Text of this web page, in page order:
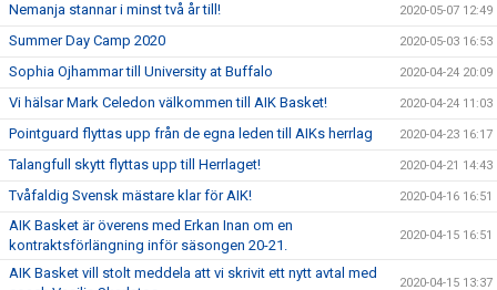
Nemanja stannar i minst två år till! 2020-05-07 12:49
Summer Day Camp 2020 2020-05-03 16:53
Sophia Ojhammar till University at Buffalo 2020-04-24 20:09
Vi hälsar Mark Celedon välkommen till AIK Basket! 2020-04-24 11:03
Pointguard flyttas upp från de egna leden till AIKs herrlag 2020-04-23 16:17
Talangfull skytt flyttas upp till Herrlaget! 2020-04-21 14:43
Tvåfaldig Svensk mästare klar för AIK! 2020-04-16 16:51
AIK Basket är överens med Erkan Inan om en
kontraktsförlängning inför säsongen 20-21.
2020-04-15 16:51
AIK Basket vill stolt meddela att vi skrivit ett nytt avtal med
2020-04-15 13:37